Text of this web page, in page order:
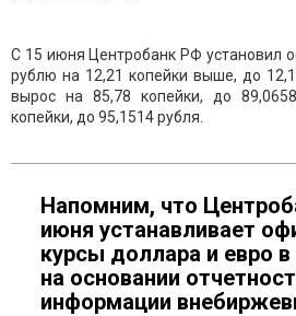
С 15 июня Центробанк РФ установил
рублю на 12,21 копейки выше, до
вырос на 85,78 копейки, до
копейки, до 95,1514 рубля.
Напомним, что
июня устанавливает
курсы доллара и евро
на основании
информации